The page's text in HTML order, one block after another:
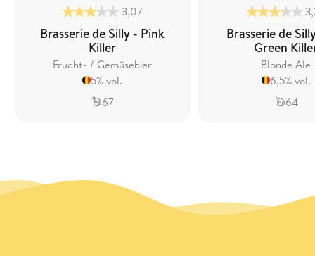
3,07
Brasserie de Silly - Pink
Killer
Frucht- / Gemüsebier
5% vol.
67
Brasserie de
Green
Blonde Ale
6,5% vol.
64